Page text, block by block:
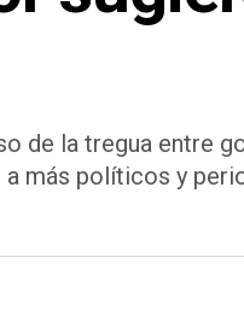
de la tregua entre
más políticos y